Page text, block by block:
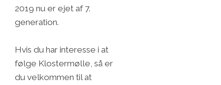
2019 nu er ejet af 7.
generation.
Hvis du har interesse i at
følge Klostermølle, så er
du velkommen til at